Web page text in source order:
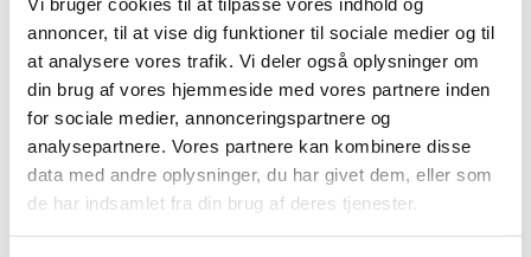
annoncer, til at vise dig funktioner til sociale medier og til
at analysere vores trafik. Vi deler også oplysninger om
din brug af vores hjemmeside med vores partnere inden
for sociale medier, annonceringspartnere og
analysepartnere. Vores partnere kan kombinere disse
data med andre oplysninger, du har givet dem, eller som
de har indsamlet fra din brug af deres tjenester.
svevestøv og skadelige partikler er å installere et
ESP-
10 partikkelfilter.
ESP-10: Den mest effektive løsningen for renere
vedfyring
ESP-10er et avansert elektrostatisk partikkelfilter som
fanger opp og reduserer 95 % av de skadelige
svevestøvene som ellers ville slippes ut i luften.